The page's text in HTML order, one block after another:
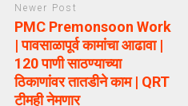
Newer Post
PMC Premonsoon Work
| पावसाळापूर्व कामांचा आढावा |
120 पाणी साठण्याच्या
ठिकाणांवर तातडीने काम | QRT
टीमही नेमणार